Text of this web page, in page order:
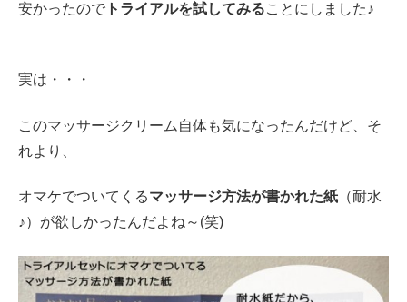
安かったので トライアルを試してみることにしました♪
実は・・・
このマッサージクリーム自体も気になったんだけど、そ
れより、
オマケでついてくるマッサージ方法が書かれた紙 （耐水
♪）が欲しかったんだよね～(笑)